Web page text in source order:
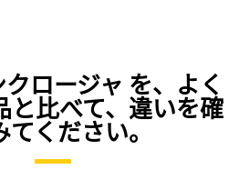
ロージャ を、よく
と比べて、違いを確
ください。